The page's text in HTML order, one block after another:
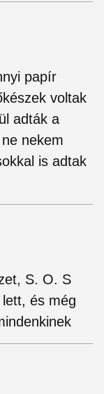
papír
voltak
adták a
nekem
is adtak
S. O. S
és még